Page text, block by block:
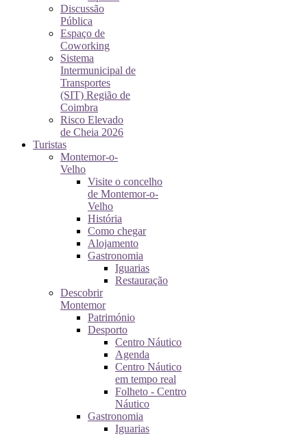
Discussão
Pública
Espaço de
Coworking
Sistema
Intermunicipal de
Transportes
(SIT) Região de
Coimbra
Risco Elevado
de Cheia 2026
Turistas
Montemor-o-
Velho
Visite o concelho
de Montemor-o-
Velho
História
Como chegar
Alojamento
Gastronomia
Iguarias
Restauração
Descobrir
Montemor
Património
Desporto
Centro Náutico
Agenda
Centro Náutico
em tempo real
Folheto - Centro
Náutico
Gastronomia
Iguarias